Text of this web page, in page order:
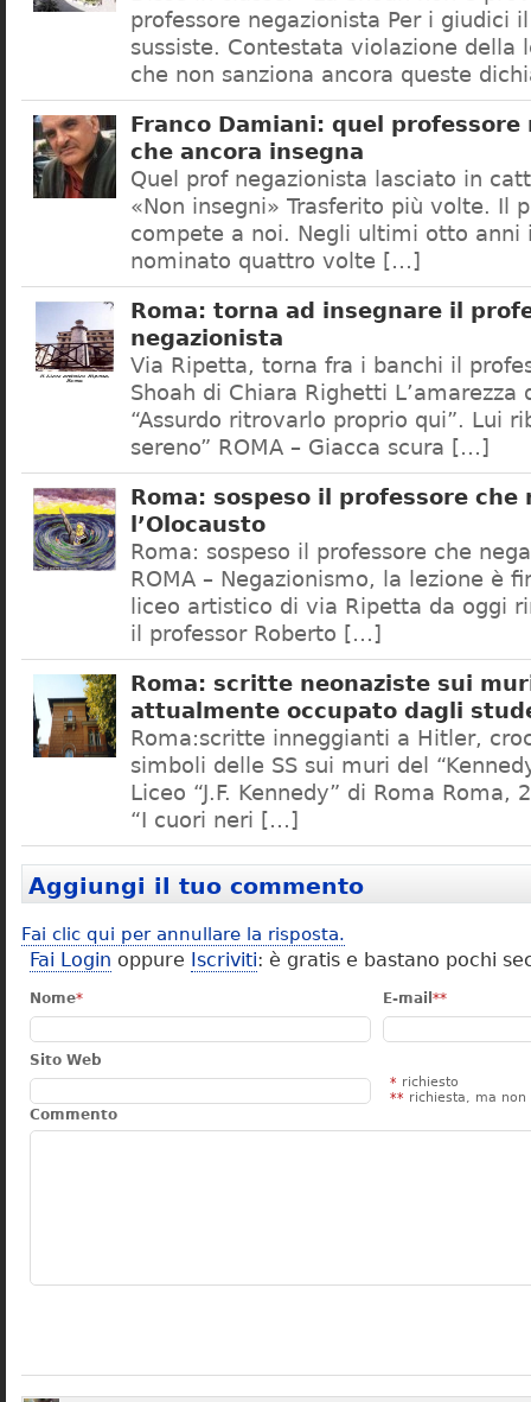
professore negazionista Per i giudici
sussiste. Contestata violazione della
che non sanziona ancora queste
Franco Damiani: quel professore
che ancora insegna
Quel prof negazionista lasciato in
«Non insegni» Trasferito più volte. Il
compete a noi. Negli ultimi otto anni
nominato quattro volte […]
Roma: torna ad insegnare il
negazionista
Via Ripetta, torna fra i banchi il
Shoah di Chiara Righetti L’amarezza
“Assurdo ritrovarlo proprio qui”. Lui
sereno” ROMA – Giacca scura […]
Roma: sospeso il professore che
l’Olocausto
Roma: sospeso il professore che
ROMA – Negazionismo, la lezione è
liceo artistico di via Ripetta da oggi
il professor Roberto […]
Roma: scritte neonaziste sui
attualmente occupato dagli
Roma:scritte inneggianti a Hitler,
simboli delle SS sui muri del
Liceo “J.F. Kennedy” di Roma Roma,
“I cuori neri […]
Aggiungi il tuo commento
Fai clic qui per annullare la risposta.
Fai Login oppure Iscriviti: è gratis e bastano pochi
Nome* E-mail **
Sito Web
* richiesto
** richiesta, ma non
Commento